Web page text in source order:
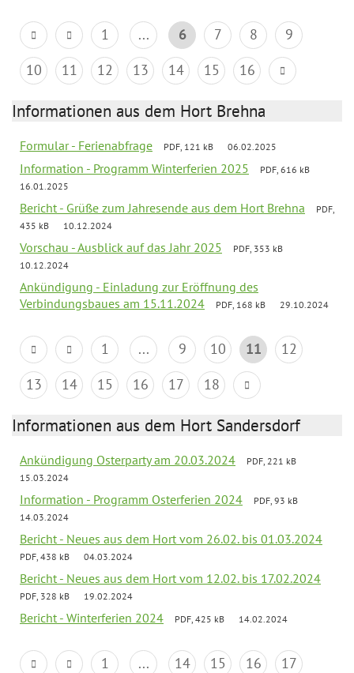
1 ... 6 7 8
9
10
11 12 13 14 15 16
Informationen aus dem Hort Brehna
Formular - Ferienabfrage PDF, 121 kB 06.02.2025
Information - Programm Winterferien 2025
PDF, 616 kB
16.01.2025
Bericht - Grüße zum Jahresende aus dem Hort Brehna
PDF,
435 kB
10.12.2024
Vorschau - Ausblick auf das Jahr 2025
PDF, 353 kB
10.12.2024
Ankündigung - Einladung zur Eröffnung des
Verbindungsbaues am 15.11.2024
PDF, 168 kB 29.10.2024
1 ... 9 10 11
12
13
14 15 16 17 18
Informationen aus dem Hort Sandersdorf
Ankündigung Osterparty am 20.03.2024
PDF, 221 kB
15.03.2024
Information - Programm Osterferien 2024
PDF, 93 kB
14.03.2024
Bericht - Neues aus dem Hort vom 26.02. bis 01.03.2024
PDF, 438 kB 04.03.2024
Bericht - Neues aus dem Hort vom 12.02. bis 17.02.2024
PDF, 328 kB 19.02.2024
Bericht - Winterferien 2024 PDF, 425 kB 14.02.2024
1 ... 14 15 16
17